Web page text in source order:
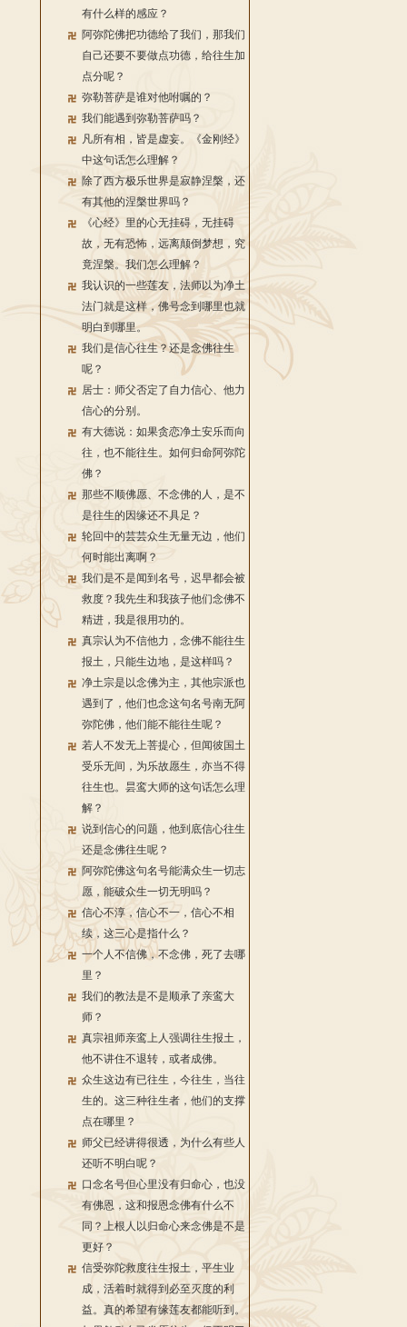
有什么样的感应？
阿弥陀佛把功德给了我们，那我们
自己还要不要做点功德，给往生加
点分呢？
弥勒菩萨是谁对他咐嘱的？
我们能遇到弥勒菩萨吗？
凡所有相，皆是虚妄。《金刚经》
中这句话怎么理解？
除了西方极乐世界是寂静涅槃，还
有其他的涅槃世界吗？
《心经》里的心无挂碍，无挂碍
故，无有恐怖，远离颠倒梦想，究
竟涅槃。我们怎么理解？
我认识的一些莲友，法师以为净土
法门就是这样，佛号念到哪里也就
明白到哪里。
我们是信心往生？还是念佛往生
呢？
居士：师父否定了自力信心、他力
信心的分别。
有大德说：如果贪恋净土安乐而向
往，也不能往生。如何归命阿弥陀
佛？
那些不顺佛愿、不念佛的人，是不
是往生的因缘还不具足？
轮回中的芸芸众生无量无边，他们
何时能出离啊？
我们是不是闻到名号，迟早都会被
救度？我先生和我孩子他们念佛不
精进，我是很用功的。
真宗认为不信他力，念佛不能往生
报土，只能生边地，是这样吗？
净土宗是以念佛为主，其他宗派也
遇到了，他们也念这句名号南无阿
弥陀佛，他们能不能往生呢？
若人不发无上菩提心，但闻彼国土
受乐无间，为乐故愿生，亦当不得
往生也。昙鸾大师的这句话怎么理
解？
说到信心的问题，他到底信心往生
还是念佛往生呢？
阿弥陀佛这句名号能满众生一切志
愿，能破众生一切无明吗？
信心不淳，信心不一，信心不相
续，这三心是指什么？
一个人不信佛，不念佛，死了去哪
里？
我们的教法是不是顺承了亲鸾大
师？
真宗祖师亲鸾上人强调往生报土，
他不讲住不退转，或者成佛。
众生这边有已往生，今往生，当往
生的。这三种往生者，他们的支撑
点在哪里？
师父已经讲得很透，为什么有些人
还听不明白呢？
口念名号但心里没有归命心，也没
有佛恩，这和报恩念佛有什么不
同？上根人以归命心来念佛是不是
更好？
信受弥陀救度往生报土，平生业
成，活着时就得到必至灭度的利
益。真的希望有缘莲友都能听到。